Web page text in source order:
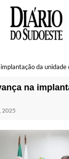
da unidade
na
2025